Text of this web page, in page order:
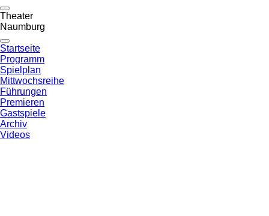
Theater
Naumburg
Startseite
Programm
Spielplan
Mittwochsreihe
Führungen
Premieren
Gastspiele
Archiv
Videos